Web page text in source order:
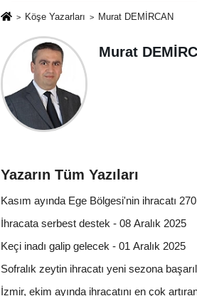
Köşe Yazarları Murat DEMİRCAN
Murat
Yazarın Tüm Yazıları
Kasım ayında Ege Bölgesi'nin ihracatı
İhracata serbest destek - 08 Aralık 2025
Keçi inadı galip gelecek - 01 Aralık 2025
Sofralık zeytin ihracatı yeni sezona
İzmir, ekim ayında ihracatını en çok